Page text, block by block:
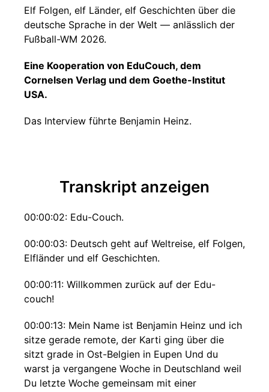
Elf Folgen, elf Länder, elf Geschichten über die
deutsche Sprache in der Welt — anlässlich der
Fußball-WM 2026.
Eine Kooperation von EduCouch, dem
Cornelsen Verlag und dem Goethe-Institut
USA.
Das Interview führte Benjamin Heinz.
Transkript anzeigen
00:00:02: Edu-Couch.
00:00:03: Deutsch geht auf Weltreise, elf Folgen,
Elfländer und elf Geschichten.
00:00:11: Willkommen zurück auf der Edu-
couch!
00:00:13: Mein Name ist Benjamin Heinz und ich
sitze gerade remote, der Karti ging über die
sitzt grade in Ost-Belgien in Eupen Und du
warst ja vergangene Woche in Deutschland weil
Du letzte Woche gemeinsam mit einer